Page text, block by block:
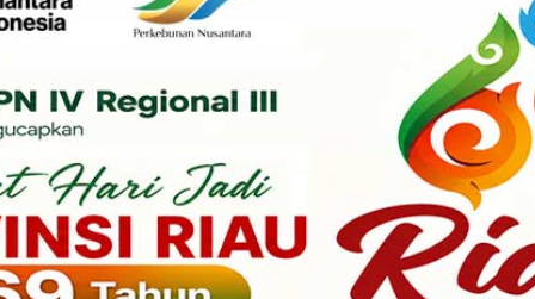
Jalan Teratai Akhir Bulan Ini
Aksi Pencurian Kabel PJU Marak,
Sekolah Gratis untuk Murid SD dan SMP
Tersangka Pencurian Ini
Jalan Teratai Akhir Bulan Ini
Aksi Pencurian Kabel PJU Marak,